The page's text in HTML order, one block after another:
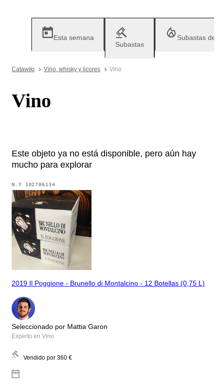
Esta semana
Subastas
Subastas
Catawiki Vino, whisky y licores Vino
Vino
Este objeto ya no está disponible, pero aún hay
mucho para explorar
N.º 102706134
2019 Il Poggione - Brunello di Montalcino - 12 Botellas (0,75 L)
Seleccionado por Mattia Garon
Experto en Vino
Vendido por 360 €